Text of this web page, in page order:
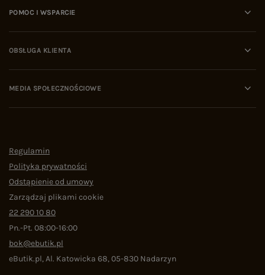
POMOC I WSPARCIE
OBSŁUGA KLIENTA
MEDIA SPOŁECZNOŚCIOWE
Regulamin
Polityka prywatności
Odstąpienie od umowy
Zarządzaj plikami cookie
22 290 10 80
Pn.-Pt. 08:00-16:00
bok@ebutik.pl
eButik.pl,Al. Katowicka 68,05-830 Nadarzyn